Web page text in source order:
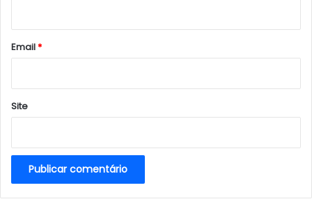
*
Email*
Site